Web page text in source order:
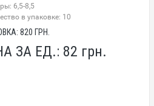
6,5-8,5
в упаковке: 10
820 ГРН.
ЗА ЕД.: 82 грн.